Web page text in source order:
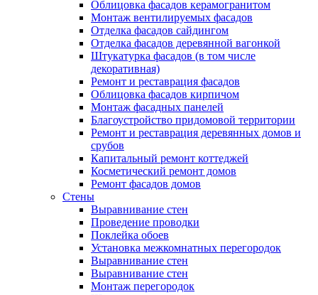
Облицовка фасадов керамогранитом
Монтаж вентилируемых фасадов
Отделка фасадов сайдингом
Отделка фасадов деревянной вагонкой
Штукатурка фасадов (в том числе
декоративная)
Ремонт и реставрация фасадов
Облицовка фасадов кирпичом
Монтаж фасадных панелей
Благоустройство придомовой территории
Ремонт и реставрация деревянных домов и
срубов
Капитальный ремонт коттеджей
Косметический ремонт домов
Ремонт фасадов домов
Стены
Выравнивание стен
Проведение проводки
Поклейка обоев
Установка межкомнатных перегородок
Выравнивание стен
Выравнивание стен
Монтаж перегородок